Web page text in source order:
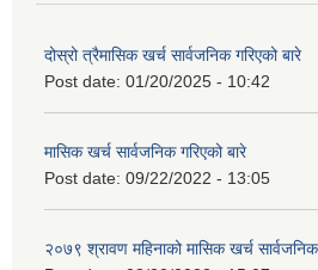
दोस्रो त्रैमासिक खर्च सार्वजनिक गरिएको बारे
Post date: 01/20/2025 - 10:42
मासिक खर्च सार्वजनिक गरिएको बारे
Post date: 09/22/2022 - 13:05
२०७९ श्रावण महिनाको मासिक खर्च सार्वजनिक